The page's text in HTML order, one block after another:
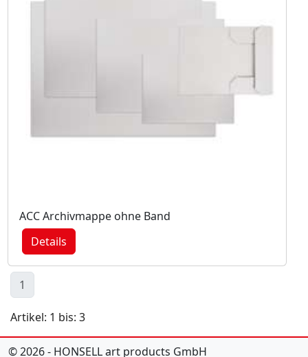
ACC Archivmappe ohne Band
Details
1
Artikel: 1 bis: 3
© 2026 - HONSELL art products GmbH